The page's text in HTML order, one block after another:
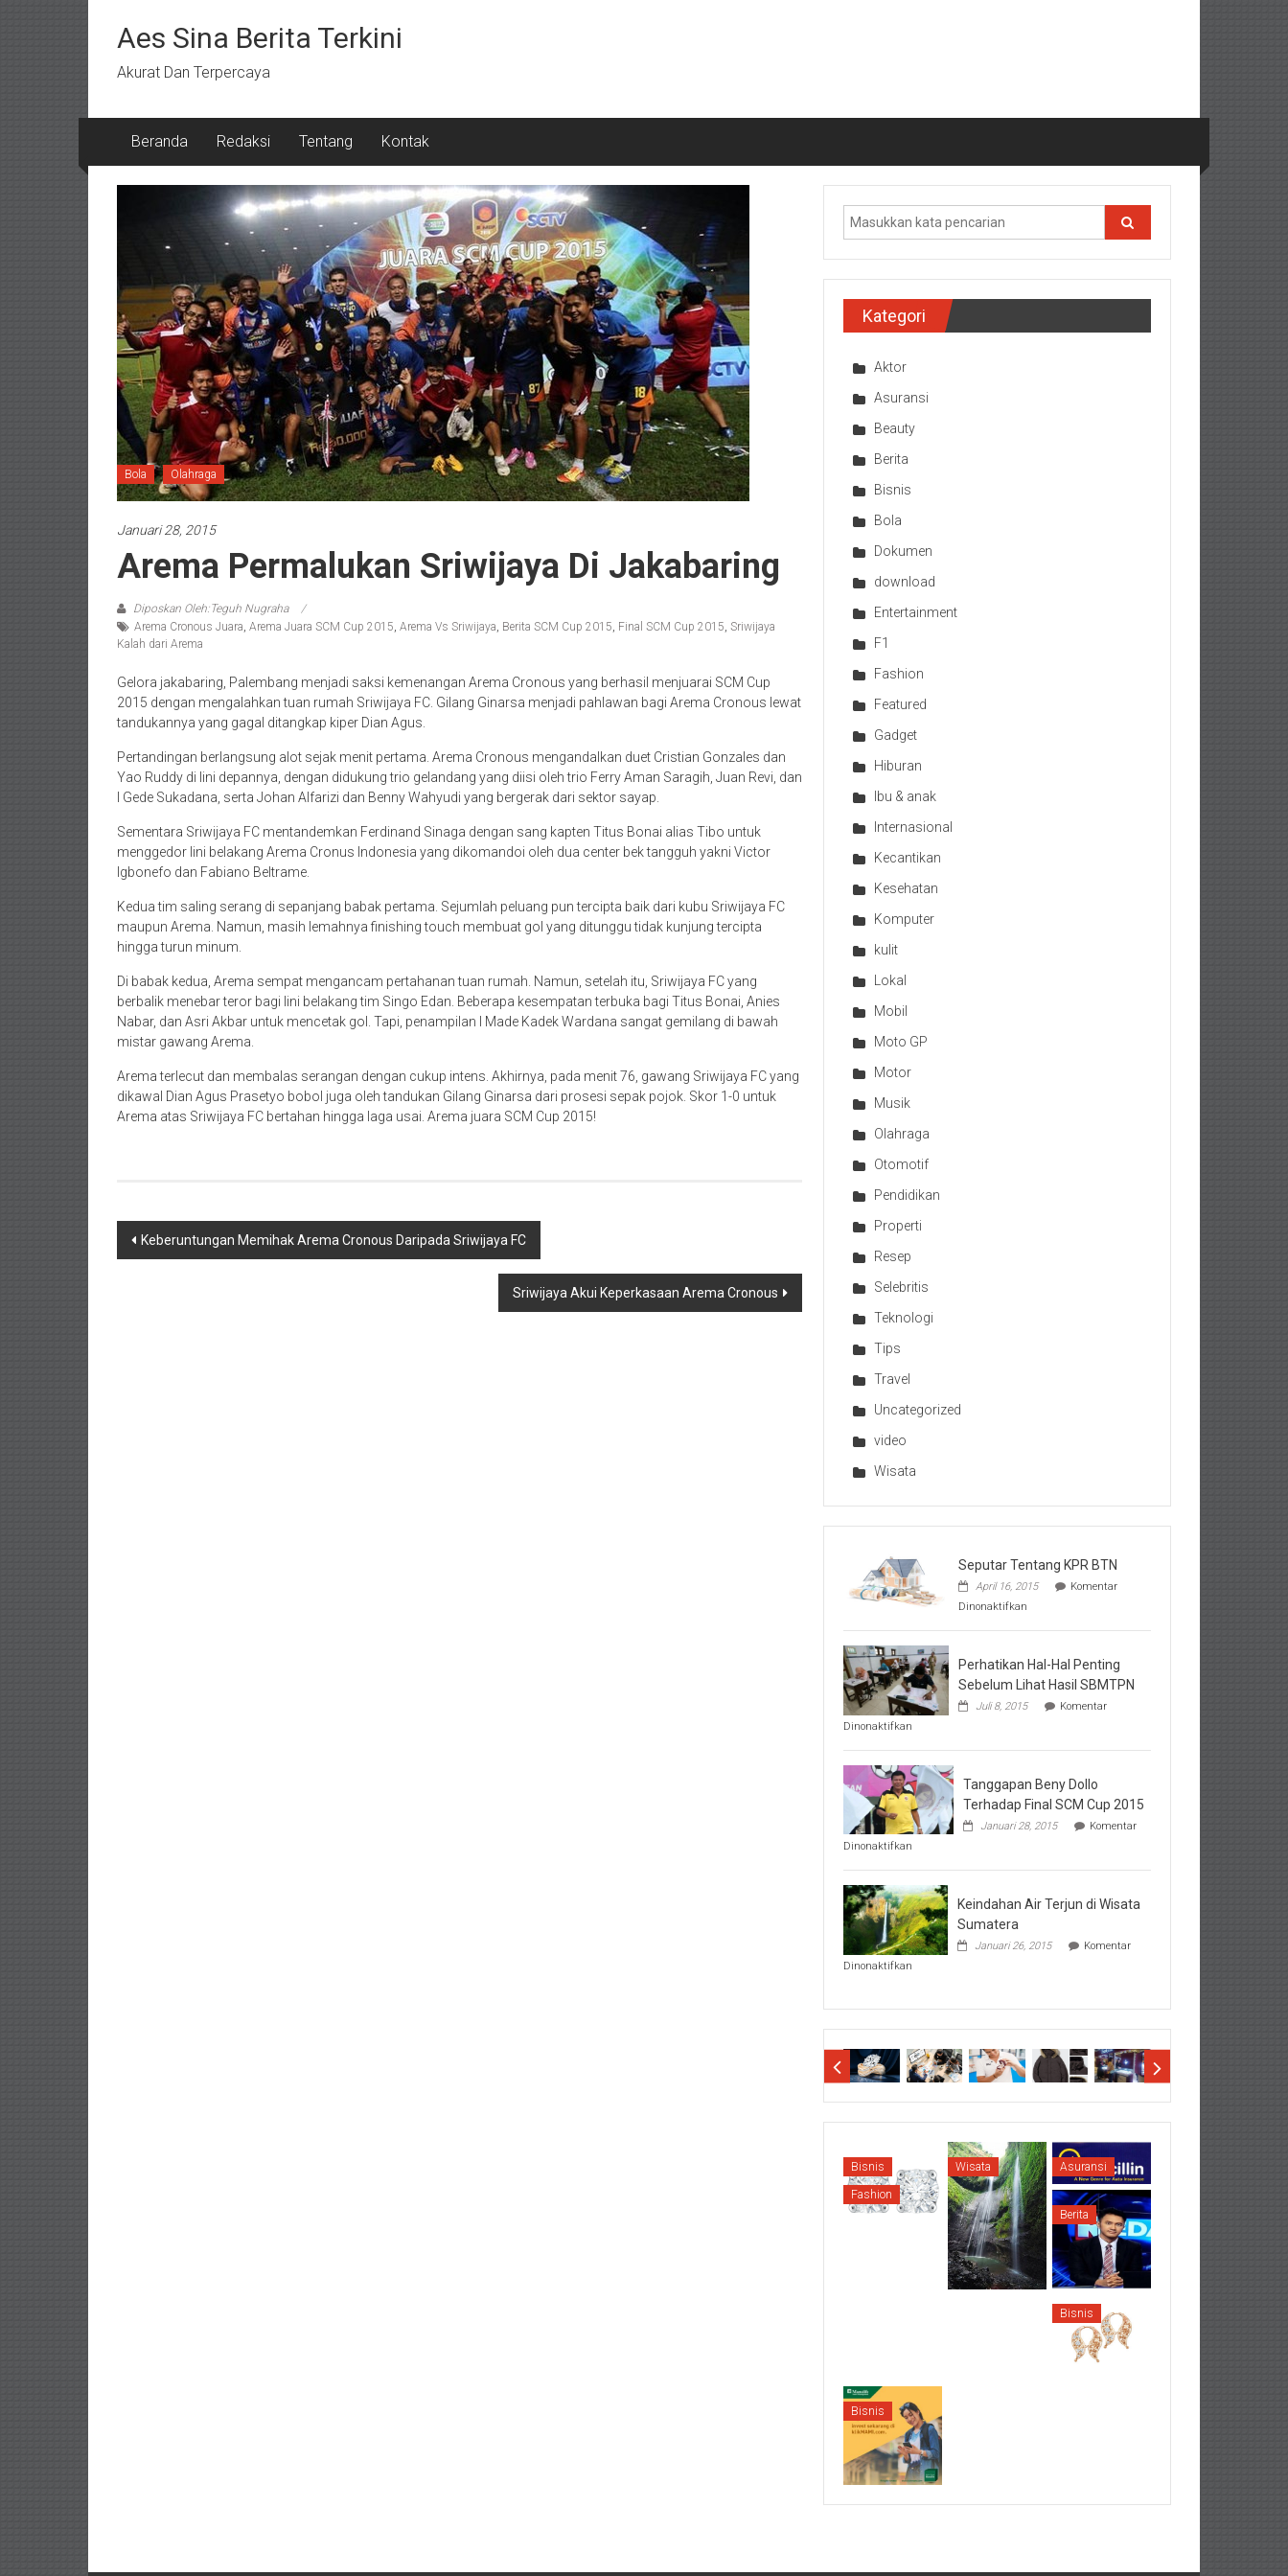
kontenAes Sina Berita Terkini
Akurat Dan Terpercaya
Beranda Redaksi Tentang Kontak
Bola Olahraga
Januari 28, 2015
Arema Permalukan Sriwijaya Di Jakabaring
Diposkan Oleh:Teguh Nugraha
Arema Cronous Juara, Arema Juara SCM Cup 2015, Arema Vs Sriwijaya, Berita SCM Cup 2015, Final SCM Cup 2015, Sriwijaya
Kalah dari Arema
Gelora jakabaring, Palembang menjadi saksi kemenangan Arema Cronous yang berhasil menjuarai SCM Cup
2015 dengan mengalahkan tuan rumah Sriwijaya FC. Gilang Ginarsa menjadi pahlawan bagi Arema Cronous lewat
tandukannya yang gagal ditangkap kiper Dian Agus.
Pertandingan berlangsung alot sejak menit pertama. Arema Cronous mengandalkan duet Cristian Gonzales dan
Yao Ruddy di lini depannya, dengan didukung trio gelandang yang diisi oleh trio Ferry Aman Saragih, Juan Revi, dan
I Gede Sukadana, serta Johan Alfarizi dan Benny Wahyudi yang bergerak dari sektor sayap.
Sementara Sriwijaya FC mentandemkan Ferdinand Sinaga dengan sang kapten Titus Bonai alias Tibo untuk
menggedor lini belakang Arema Cronus Indonesia yang dikomandoi oleh dua center bek tangguh yakni Victor
Igbonefo dan Fabiano Beltrame.
Kedua tim saling serang di sepanjang babak pertama. Sejumlah peluang pun tercipta baik dari kubu Sriwijaya FC
maupun Arema. Namun, masih lemahnya finishing touch membuat gol yang ditunggu tidak kunjung tercipta
hingga turun minum.
Di babak kedua, Arema sempat mengancam pertahanan tuan rumah. Namun, setelah itu, Sriwijaya FC yang
berbalik menebar teror bagi lini belakang tim Singo Edan. Beberapa kesempatan terbuka bagi Titus Bonai, Anies
Nabar, dan Asri Akbar untuk mencetak gol. Tapi, penampilan I Made Kadek Wardana sangat gemilang di bawah
mistar gawang Arema.
Arema terlecut dan membalas serangan dengan cukup intens. Akhirnya, pada menit 76, gawang Sriwijaya FC yang
dikawal Dian Agus Prasetyo bobol juga oleh tandukan Gilang Ginarsa dari prosesi sepak pojok. Skor 1-0 untuk
Arema atas Sriwijaya FC bertahan hingga laga usai. Arema juara SCM Cup 2015!
Navigasi
Keberuntungan Memihak Arema Cronous Daripada Sriwijaya FC
Sriwijaya Akui Keperkasaan Arema Cronous
Kategori
Aktor
Asuransi
Beauty
Berita
Bisnis
Bola
Dokumen
download
Entertainment
F1
Fashion
Featured
Gadget
Hiburan
Ibu & anak
Internasional
Kecantikan
Kesehatan
Komputer
kulit
Lokal
Mobil
Moto GP
Motor
Musik
Olahraga
Otomotif
Pendidikan
Properti
Resep
Selebritis
Teknologi
Tips
Travel
Uncategorized
video
Wisata
Seputar Tentang KPR BTN
April 16, 2015
Komentar
Dinonaktifkan
Tentang
BTN
Perhatikan Hal-Hal Penting
Sebelum Lihat Hasil SBMTPN
Juli 8, 2015
Komentar
Dinonaktifkan
Hal-
Hal
Penting
Sebelum
Lihat
Hasil
Tanggapan Beny Dollo
Terhadap Final SCM Cup 2015
Januari 28, 2015
Komentar
Dinonaktifkan
Beny
Dollo
Terhadap
Final
SCM
Cup
Keindahan Air Terjun di Wisata
Sumatera
Januari 26, 2015
Komentar
Dinonaktifkan
Terjun
Sumatera
Bisnis
Fashion
Wisata Asuransi
Mobil
Otomotif
Berita
Bisnis
Bisnis